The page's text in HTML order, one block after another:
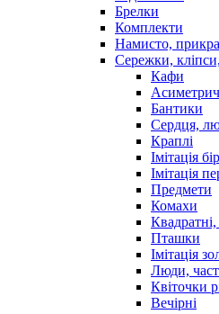
Брелки
Комплекти
Намисто,
Сережки,
Кафи
Бантики
Сердця,
Краплі
Імітація
Імітація
Предмети
Комахи
Квадратні,
Пташки
Імітація
Люди,
Квіточки
Вечірні